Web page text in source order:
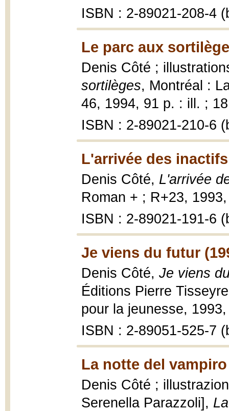
ISBN : 2-89021-208-4
Le parc aux
Denis Côté ;
sortilèges, Montréal :
46, 1994, 91 p. : ill. ;
ISBN : 2-89021-210-6
L'arrivée des
Denis Côté, L'arrivée
Roman + ; R+23,
ISBN : 2-89021-191-6
Je viens du futur
Denis Côté, Je viens
Éditions Pierre
pour la jeunesse,
ISBN : 2-89051-525-7
La notte del vampiro
Denis Côté ;
Serenella Parazzoli],